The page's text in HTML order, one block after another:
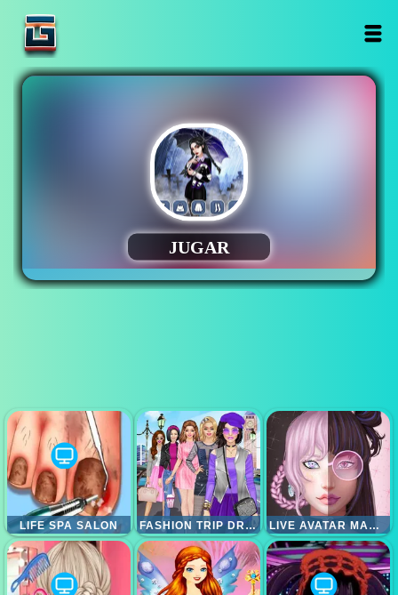
LIFE SPA SALON FASHION TRIP DRESS UP GAMES LIVE AVATAR MAKER GIRLS